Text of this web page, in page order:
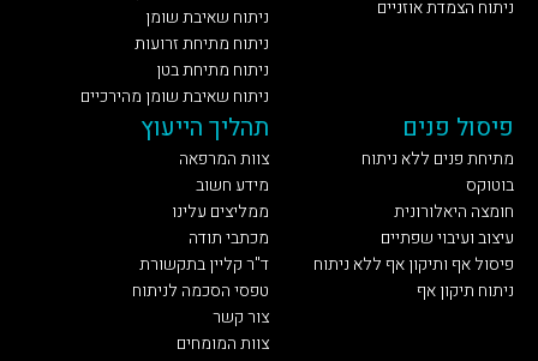
ניתוח הצמדת אוזניים
ניתוח שאיבת שומן
ניתוח מתיחת זרועות
ניתוח מתיחת בטן
ניתוח שאיבת שומן מהירכיים
פיסול פנים
מתיחת פנים ללא ניתוח
בוטוקס
חומצה היאלורונית
עיצוב ועיבוי שפתיים
פיסול אף ותיקון אף ללא ניתוח
ניתוח תיקון אף
תהליך הייעוץ
צוות המרפאה
מידע חשוב
ממליצים עלינו
מכתבי תודה
ד"ר קליין בתקשורת
טפסי הסכמה לניתוח
צור קשר
צוות המומחים